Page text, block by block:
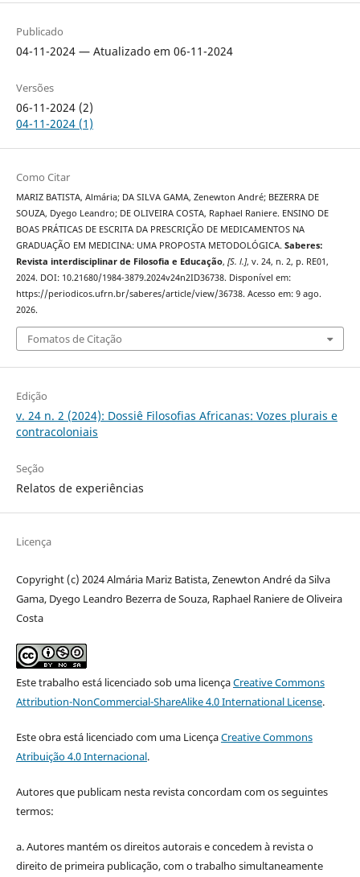
Publicado
04-11-2024 — Atualizado em 06-11-2024
Versões
06-11-2024 (2)
04-11-2024 (1)
Como Citar
MARIZ BATISTA, Almária; DA SILVA GAMA, Zenewton André; BEZERRA DE
SOUZA, Dyego Leandro; DE OLIVEIRA COSTA, Raphael Raniere. ENSINO DE
BOAS PRÁTICAS DE ESCRITA DA PRESCRIÇÃO DE MEDICAMENTOS NA
GRADUAÇÃO EM MEDICINA: UMA PROPOSTA METODOLÓGICA. Saberes:
Revista interdisciplinar de Filosofia e Educação, [S. l.], v. 24, n. 2, p. RE01,
2024. DOI: 10.21680/1984-3879.2024v24n2ID36738. Disponível em:
https://periodicos.ufrn.br/saberes/article/view/36738. Acesso em: 9 ago.
2026.
Fomatos de Citação
Edição
v. 24 n. 2 (2024): Dossiê Filosofias Africanas: Vozes plurais e
contracoloniais
Seção
Relatos de experiências
Licença
Copyright (c) 2024 Almária Mariz Batista, Zenewton André da Silva
Gama, Dyego Leandro Bezerra de Souza, Raphael Raniere de Oliveira
Costa
Este trabalho está licenciado sob uma licençaCreative Commons
Attribution-NonCommercial-ShareAlike 4.0 International License.
Este obra está licenciado com uma LicençaCreative Commons
Atribuição 4.0 Internacional.
Autores que publicam nesta revista concordam com os seguintes
termos:
a. Autores mantém os direitos autorais e concedem à revista o
direito de primeira publicação, com o trabalho simultaneamente